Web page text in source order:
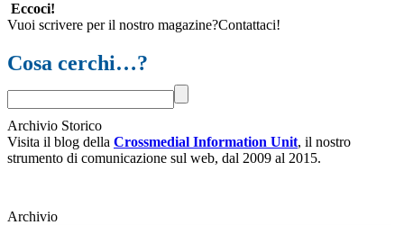
Eccoci!
Vuoi scrivere per il nostro magazine?Contattaci!
Cosa cerchi…?
Archivio Storico
Visita il blog della Crossmedial Information Unit, il nostro
strumento di comunicazione sul web, dal 2009 al 2015.
ArchivioArchivio